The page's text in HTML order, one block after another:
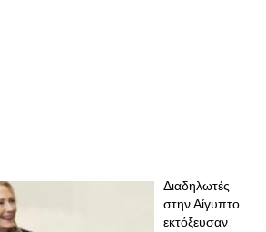
Διαδηλωτές
στην Αίγυπτο
εκτόξευσαν